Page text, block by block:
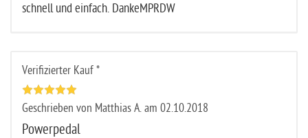
schnell und einfach. DankeMPRDW
Verifizierter Kauf *
Geschrieben von Matthias A. am 02.10.2018
Powerpedal